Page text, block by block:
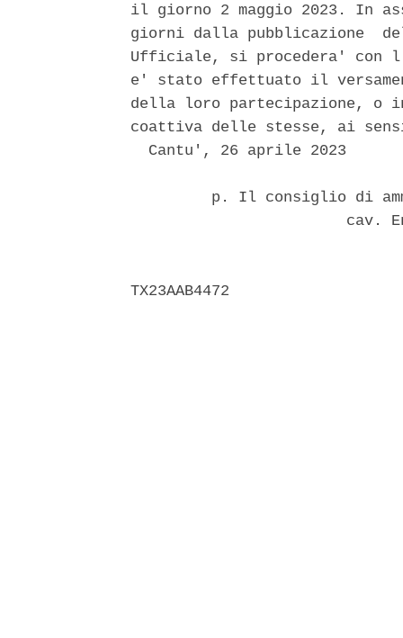
il giorno 2 maggio 2023. In
giorni dalla pubblicazione
Ufficiale, si procedera' con
e' stato effettuato il
della loro partecipazione, o
coattiva delle stesse, ai
  Cantu', 26 aprile 2023
p. Il consiglio di
cav.